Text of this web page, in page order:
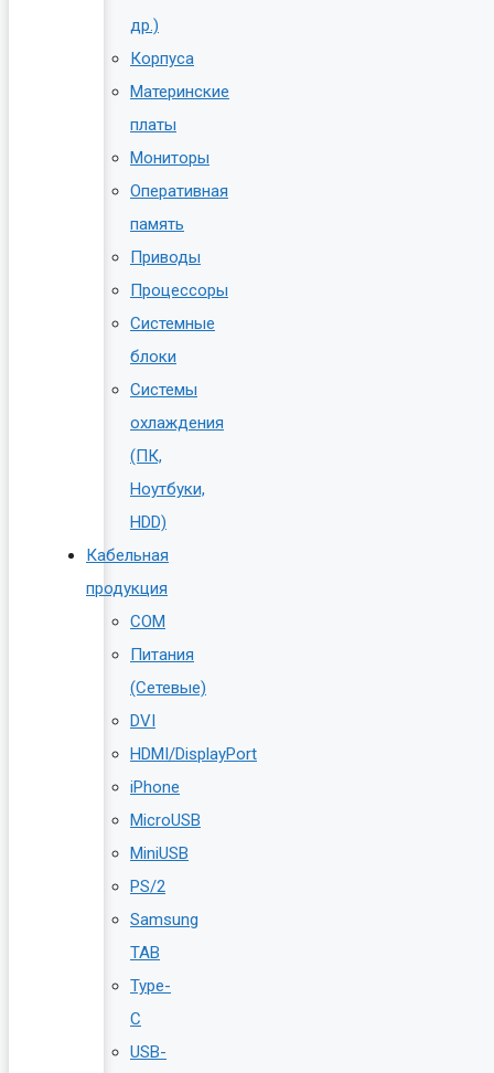
др.)
Корпуса
Материнские
платы
Мониторы
Оперативная
память
Приводы
Процессоры
Системные
блоки
Системы
охлаждения
(ПК,
Ноутбуки,
HDD)
Кабельная
продукция
COM
Питания
(Сетевые)
DVI
HDMI/DisplayPort
iPhone
MicroUSB
MiniUSB
PS/2
Samsung
TAB
Type-
C
USB-